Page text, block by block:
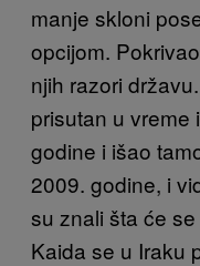
manje skloni
opcijom.
njih razori
prisutan u vreme
godine i išao
2009. godine, i
su znali šta će
Kaida se u Iraku